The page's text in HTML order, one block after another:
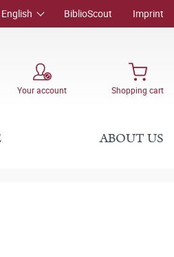
English BiblioScout Imprint
Your account Shopping cart
ABOUT US